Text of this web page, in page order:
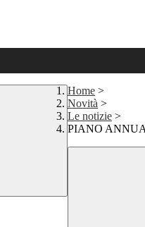
Home >
Novità >
Le notizie >
PIANO